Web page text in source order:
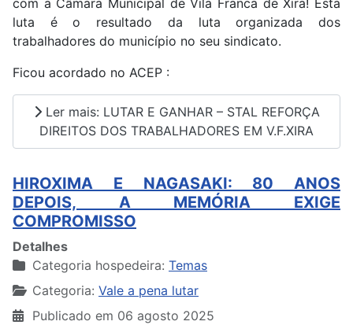
luta é o resultado da luta organizada dos
trabalhadores do município no seu sindicato.
Ficou acordado no ACEP :
Ler mais: LUTAR E GANHAR – STAL REFORÇA
DIREITOS DOS TRABALHADORES EM V.F.XIRA
HIROXIMA E NAGASAKI: 80 ANOS
DEPOIS, A MEMÓRIA EXIGE
COMPROMISSO
Detalhes
Categoria hospedeira: Temas
Categoria: Vale a pena lutar
Publicado em 06 agosto 2025